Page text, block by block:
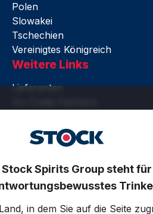
Weitere Links
Lieferanten
Barrierefreiheit
Nutzungsbedingungen
Zertifikate
Cookie-Einstellungen
LinkedIn
Polen
Slowakei
Tschechien
Vereinigtes Königreich
Stock Spirits Group steht für
in dem Sie auf die Seite